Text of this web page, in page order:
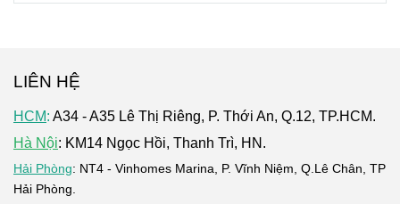
LIÊN HỆ
HCM: A34 - A35 Lê Thị Riêng, P. Thới An, Q.12, TP.HCM.
Hà Nội: KM14 Ngọc Hồi, Thanh Trì, HN.
Hải Phòng: NT4 - Vinhomes Marina, P. Vĩnh Niệm, Q.Lê Chân, TP
Hải Phòng.